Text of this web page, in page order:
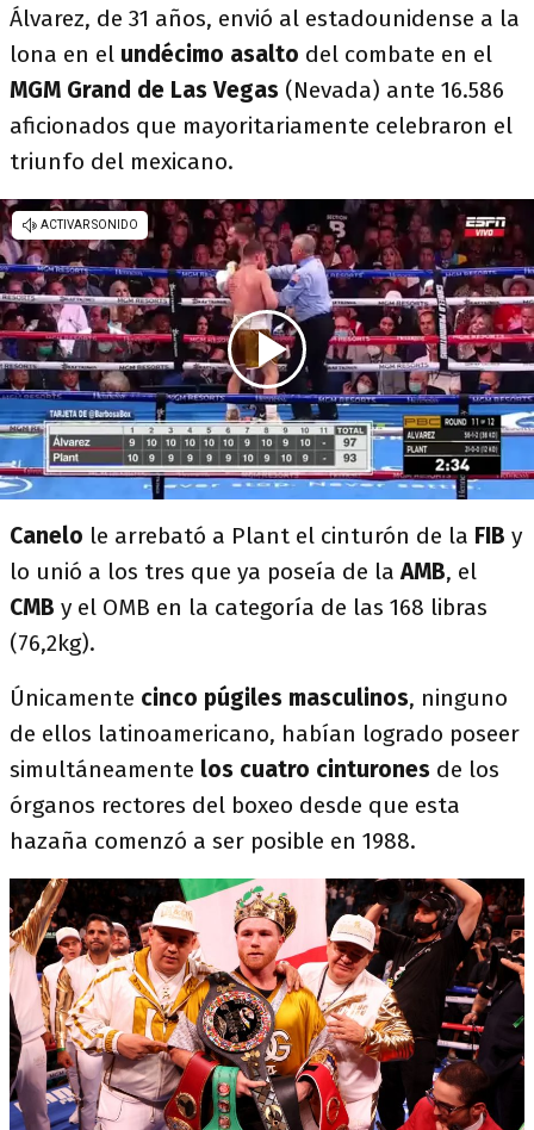
Álvarez, de 31 años, envió al estadounidense a la
lona en el undécimo asalto del combate en el
MGM Grand de Las Vegas (Nevada) ante 16.586
aficionados que mayoritariamente celebraron el
triunfo del mexicano.
Canelo le arrebató a Plant el cinturón de la FIB y
lo unió a los tres que ya poseía de laAMB, el
CMB y el OMB en la categoría de las 168 libras
(76,2kg).
Únicamente cinco púgiles masculinos, ninguno
de ellos latinoamericano, habían logrado poseer
simultáneamente los cuatro cinturones de los
órganos rectores del boxeo desde que esta
hazaña comenzó a ser posible en 1988.